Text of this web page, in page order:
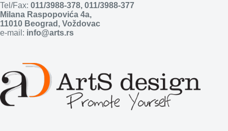
Tel/Fax: 011/3988-378, 011/3988-377
Milana Raspopovića 4a,
11010 Beograd, Voždovac
e-mail: info@arts.rs